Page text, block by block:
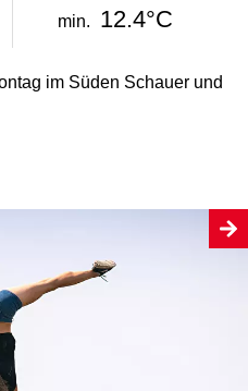
min. 12.4°C
im Süden Schauer und